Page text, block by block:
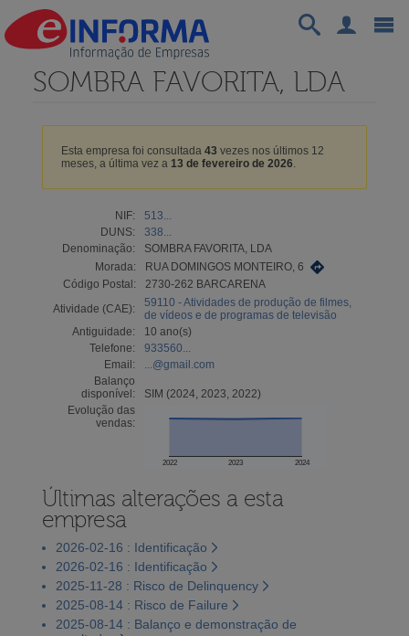
SOMBRA FAVORITA, LDA
Esta empresa foi consultada 43 vezes nos últimos 12
meses, a última vez a 13 de fevereiro de 2026.
NIF:
513...
DUNS:
338...
Denominação:
SOMBRA FAVORITA, LDA
Morada:
RUA DOMINGOS MONTEIRO, 6
Código Postal:
2730-262 BARCARENA
Atividade (CAE):
59110 - Atividades de produção de filmes,
de vídeos e de programas de televisão
Antiguidade:
10 ano(s)
Telefone:
933560...
Email:
...@gmail.com
Balanço
disponível:
SIM (2024, 2023, 2022)
Evolução das
vendas:
2022 2023 2024
Últimas alterações a esta
empresa
2026-02-16 : Identificação
2026-02-16 : Identificação
2025-11-28 : Risco de Delinquency
2025-08-14 : Risco de Failure
2025-08-14 : Balanço e demonstração de